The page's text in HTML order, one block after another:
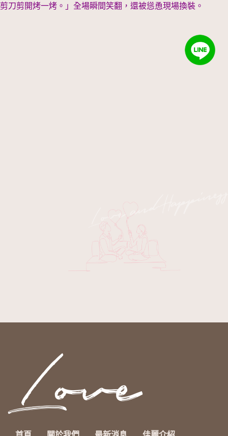
剪刀剪開烤一烤。」全場瞬間笑翻，還被慫恿現場換裝。